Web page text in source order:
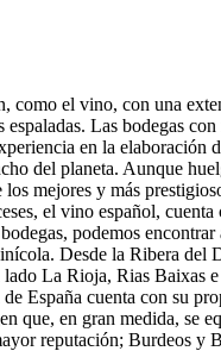
como el vino, con una
Las bodegas con
en la elaboración
del planeta. Aunque
los mejores y más
el vino español,
podemos
Desde la Ribera del
La Rioja, Rias Baixas
España cuenta con su
que, en gran medida, se
reputación; Burdeos y